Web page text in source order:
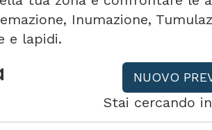
Inumazione,
e lapidi.
NUOVO
Stai cercando